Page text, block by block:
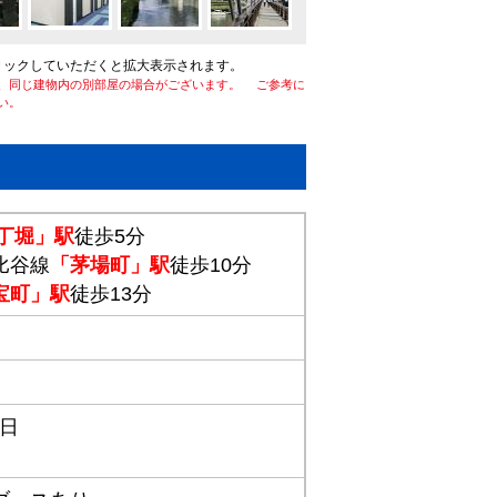
クしていただくと拡大表示されます。
同じ建物内の別部屋の場合がございます。 ご参考に
。
堀」駅徒歩5分
谷線 「茅場町」駅徒歩10分
町」駅徒歩13分